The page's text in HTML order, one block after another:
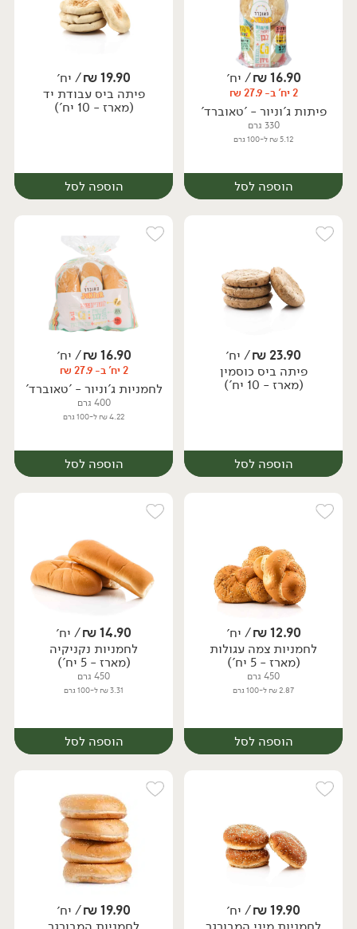
יח׳ יח׳
16.90
₪/ יח׳
2 יח' ב- 27.9 ₪
פיתות ג'וניור - 'טאוברד'
330 גרם
5.12 ₪ ל-100 גרם
הוספה לסל
יח׳
19.90
₪/ יח׳
פיתה ביס עבודת יד
(מארז - 10 יח')
הוספה לסל
יח׳
23.90
₪/ יח׳
פיתה ביס כוסמין
(מארז - 10 יח')
הוספה לסל
יח׳
16.90
₪/ יח׳
2 יח' ב- 27.9 ₪
לחמניות ג'וניור - 'טאוברד'
400 גרם
4.22 ₪ ל-100 גרם
הוספה לסל
יח׳
12.90
₪/ יח׳
לחמניות צמה עגולות
(מארז - 5 יח')
450 גרם
2.87 ₪ ל-100 גרם
הוספה לסל
14.90
₪/ יח׳
לחמניות נקניקיה
(מארז - 5 יח')
450 גרם
3.31 ₪ ל-100 גרם
הוספה לסל
19.90
₪/ יח׳
19.90
₪/ יח׳